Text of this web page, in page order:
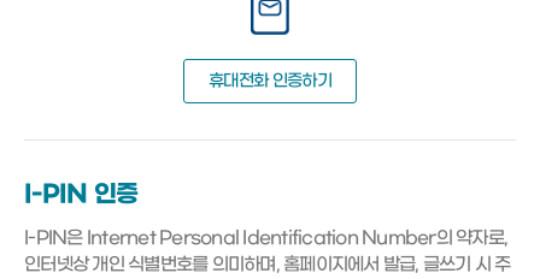
휴대전화 인증하기
I-PIN 인증
I-PIN은 Internet Personal Identification Number의 약자로,
인터넷상 개인 식별번호를 의미하며, 홈페이지에서 발급, 글쓰기 시 주